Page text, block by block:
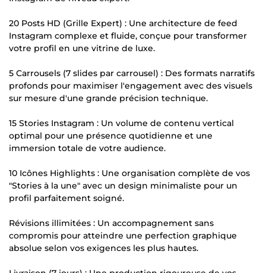
20 Posts HD (Grille Expert) : Une architecture de feed
Instagram complexe et fluide, conçue pour transformer
votre profil en une vitrine de luxe.
5 Carrousels (7 slides par carrousel) : Des formats narratifs
profonds pour maximiser l'engagement avec des visuels
sur mesure d'une grande précision technique.
15 Stories Instagram : Un volume de contenu vertical
optimal pour une présence quotidienne et une
immersion totale de votre audience.
10 Icônes Highlights : Une organisation complète de vos
"Stories à la une" avec un design minimaliste pour un
profil parfaitement soigné.
Révisions illimitées : Un accompagnement sans
compromis pour atteindre une perfection graphique
absolue selon vos exigences les plus hautes.